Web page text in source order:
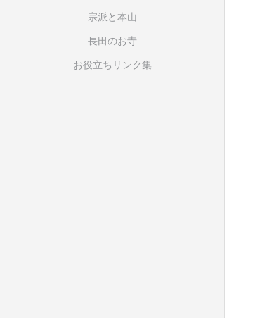
宗派と本山
長田のお寺
お役立ちリンク集